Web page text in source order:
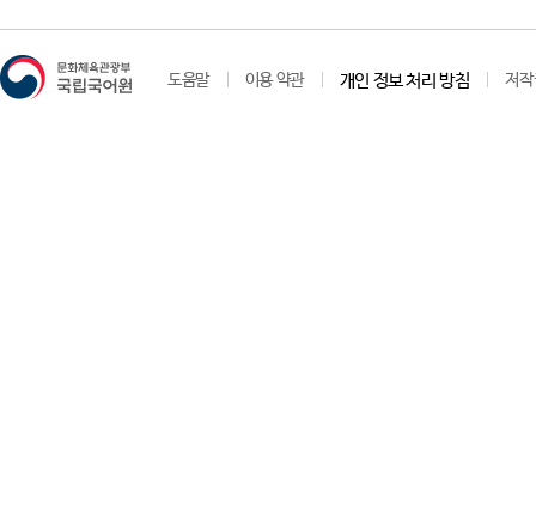
도움말 이용 약관 개인 정보 처리 방침 저